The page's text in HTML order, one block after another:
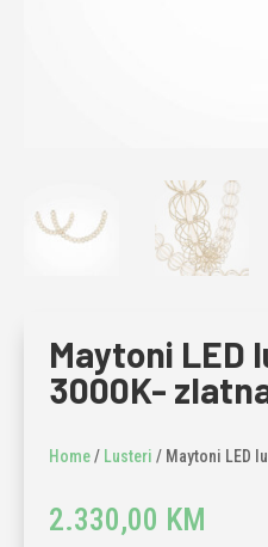
Maytoni LED
3000K-
Home/ Lusteri / Maytoni LED
2.330,00 KM